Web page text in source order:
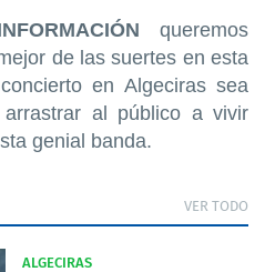
queremos
de las suertes en esta
en Algeciras sea
al público a vivir
genial banda.
VER TODO
ALGECIRAS